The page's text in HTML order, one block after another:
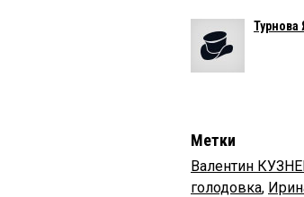
Турнова
Метки
Валентин
голодовка,